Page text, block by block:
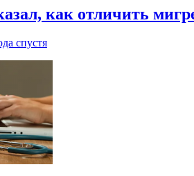
как отличить
спустя